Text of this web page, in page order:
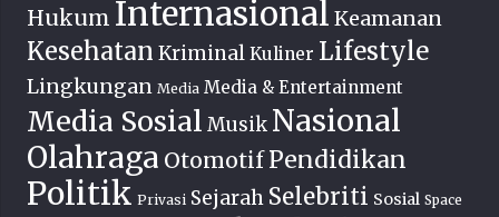
Hukum Internasional Keamanan
Kesehatan Kriminal Kuliner Lifestyle
Lingkungan Media Media & Entertainment
Media Sosial Musik Nasional
Olahraga Otomotif Pendidikan
Politik Privasi Sejarah Selebriti Sosial Space